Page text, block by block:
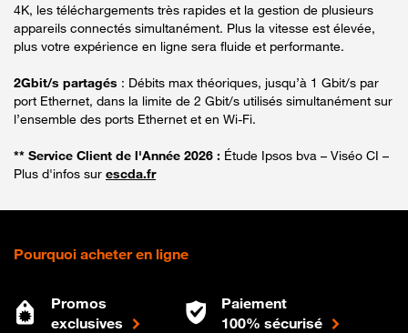
4K, les téléchargements très rapides et la gestion de plusieurs
appareils connectés simultanément. Plus la vitesse est élevée,
plus votre expérience en ligne sera fluide et performante.
2Gbit/s partagés : Débits max théoriques, jusqu’à 1 Gbit/s par
port Ethernet, dans la limite de 2 Gbit/s utilisés simultanément sur
l’ensemble des ports Ethernet et en Wi-Fi.
** Service Client de l'Année 2026 : Étude Ipsos bva – Viséo CI –
Plus d'infos sur escda.fr
Pourquoi acheter en ligne
Promos
exclusives
Paiement
100% sécurisé